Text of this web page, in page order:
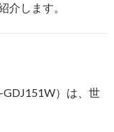
介します。
）は、世